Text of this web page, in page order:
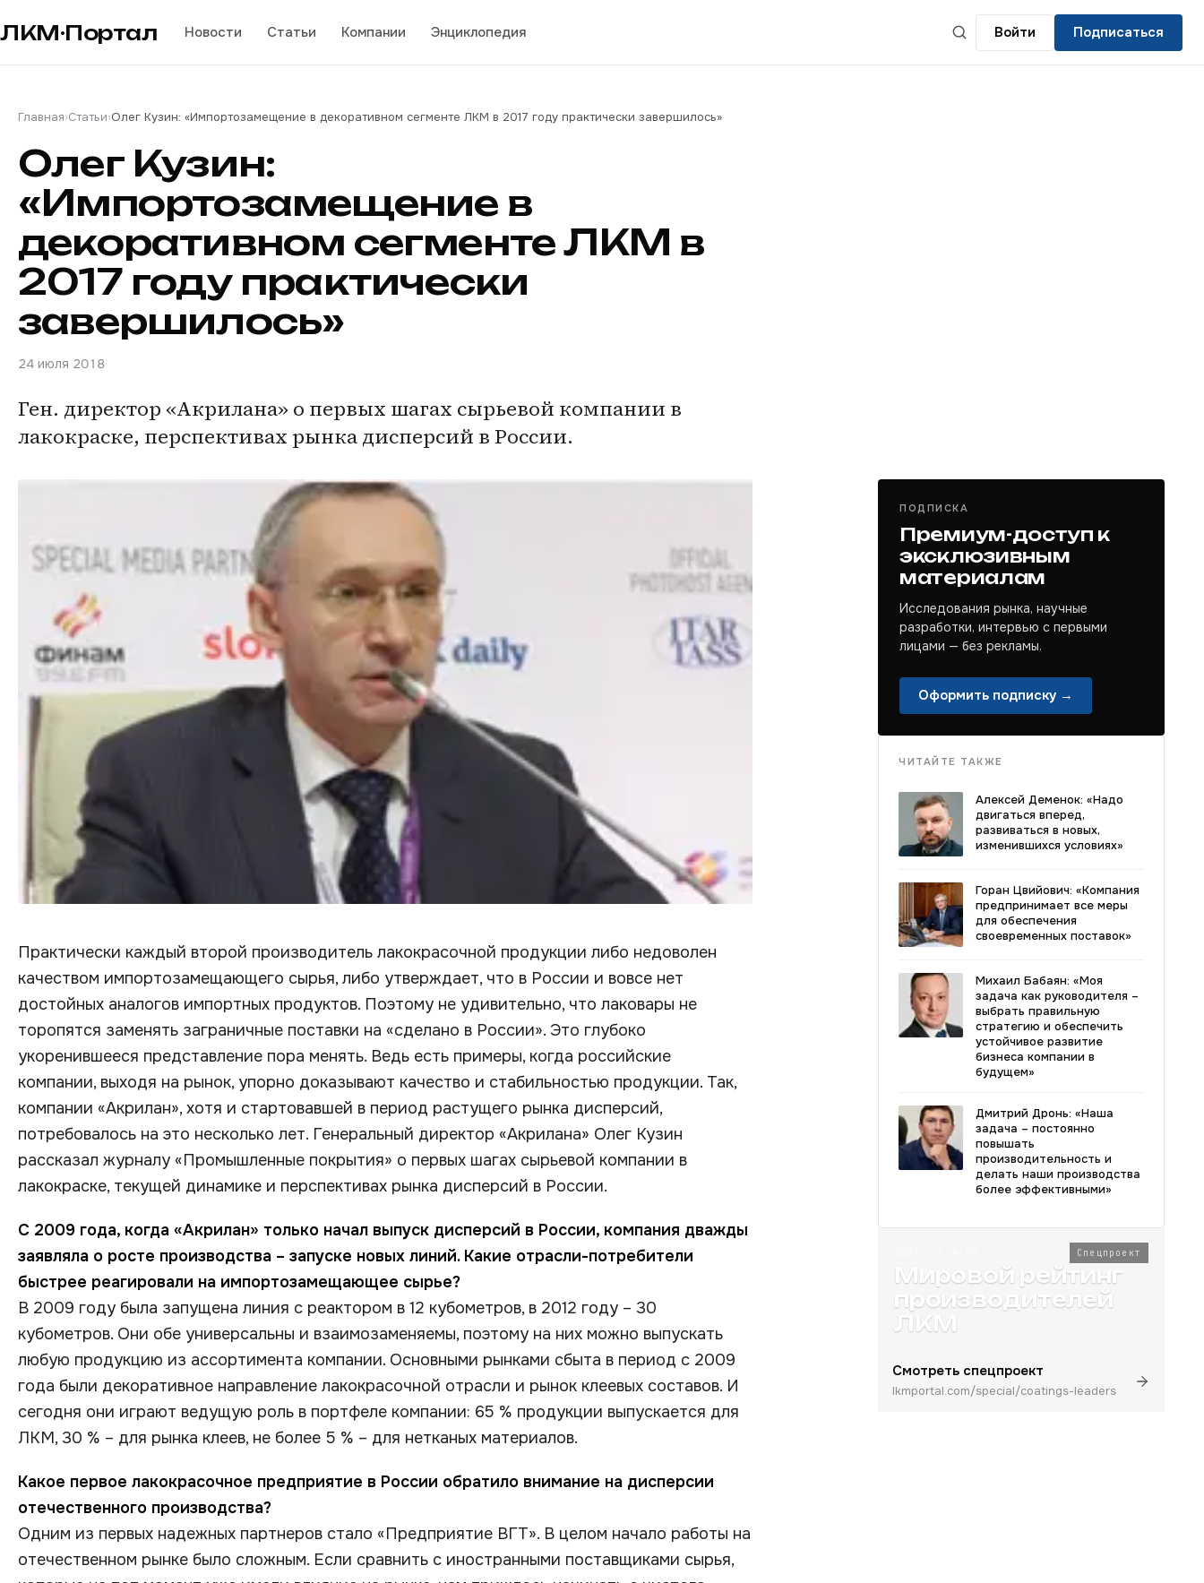
ЛКМ·Портал Новости Статьи Компании Энциклопедия Войти Подписаться
Главная›Статьи›Олег Кузин: «Импортозамещение в декоративном сегменте ЛКМ в 2017 году практически завершилось»
Олег Кузин:
«Импортозамещение в
декоративном сегменте ЛКМ в
2017 году практически
завершилось»
24 июля 2018
Ген. директор «Акрилана» о первых шагах сырьевой компании в
лакокраске, перспективах рынка дисперсий в России.
Практически каждый второй производитель лакокрасочной продукции либо недоволен
качеством импортозамещающего сырья, либо утверждает, что в России и вовсе нет
достойных аналогов импортных продуктов. Поэтому не удивительно, что лаковары не
торопятся заменять заграничные поставки на «сделано в России». Это глубоко
укоренившееся представление пора менять. Ведь есть примеры, когда российские
компании, выходя на рынок, упорно доказывают качество и стабильностью продукции. Так,
компании «Акрилан», хотя и стартовавшей в период растущего рынка дисперсий,
потребовалось на это несколько лет. Генеральный директор «Акрилана» Олег Кузин
рассказал журналу «Промышленные покрытия» о первых шагах сырьевой компании в
лакокраске, текущей динамике и перспективах рынка дисперсий в России.
С 2009 года, когда «Акрилан» только начал выпуск дисперсий в России, компания дважды
заявляла о росте производства – запуске новых линий. Какие отрасли-потребители
быстрее реагировали на импортозамещающее сырье?
В 2009 году была запущена линия с реактором в 12 кубометров, в 2012 году – 30
кубометров. Они обе универсальны и взаимозаменяемы, поэтому на них можно выпускать
любую продукцию из ассортимента компании. Основными рынками сбыта в период с 2009
года были декоративное направление лакокрасочной отрасли и рынок клеевых составов. И
сегодня они играют ведущую роль в портфеле компании: 65 % продукции выпускается для
ЛКМ, 30 % – для рынка клеев, не более 5 % – для нетканых материалов.
Какое первое лакокрасочное предприятие в России обратило внимание на дисперсии
отечественного производства?
Одним из первых надежных партнеров стало «Предприятие ВГТ». В целом начало работы на
отечественном рынке было сложным. Если сравнить с иностранными поставщиками сырья,
ПОДПИСКА
Премиум-доступ к
эксклюзивным
материалам
Исследования рынка, научные
разработки, интервью с первыми
лицами — без рекламы.
Оформить подписку →
ЧИТАЙТЕ ТАКЖЕ
Алексей Деменок: «Надо
двигаться вперед,
развиваться в новых,
изменившихся условиях»
Горан Цвийович: «Компания
предпринимает все меры
для обеспечения
своевременных поставок»
Михаил Бабаян: «Моя
задача как руководителя –
выбрать правильную
стратегию и обеспечить
устойчивое развитие
бизнеса компании в
будущем»
Дмитрий Дронь: «Наша
задача – постоянно
повышать
производительность и
делать наши производства
более эффективными»
Спецпроект
Мировой рейтинг
производителей
ЛКМ
Смотреть спецпроект
lkmportal.com/special/coatings-leaders